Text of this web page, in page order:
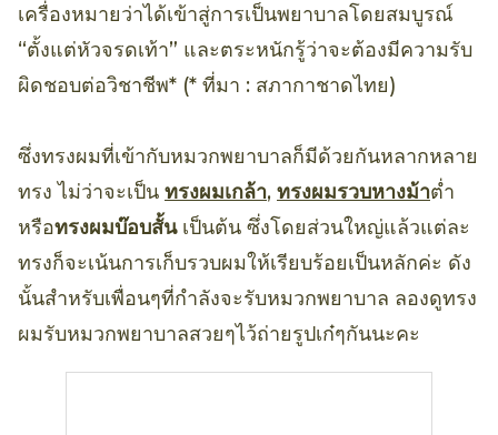
เครื่องหมายว่าได้เข้าสู่การเป็นพยาบาลโดยสมบูรณ์
“ตั้งแต่หัวจรดเท้า” และตระหนักรู้ว่าจะต้องมีความรับ
ผิดชอบต่อวิชาชีพ* (* ที่มา : สภากาชาดไทย)
ซึ่งทรงผมที่เข้ากับหมวกพยาบาลก็มีด้วยกันหลากหลาย
ทรง ไม่ว่าจะเป็น ทรงผมเกล้า, ทรงผมรวบหางม้าต่ำ
หรือทรงผมบ๊อบสั้นเป็นต้น ซึ่งโดยส่วนใหญ่แล้วแต่ละ
ทรงก็จะเน้นการเก็บรวบผมให้เรียบร้อยเป็นหลักค่ะ ดัง
นั้นสำหรับเพื่อนๆที่กำลังจะรับหมวกพยาบาล ลองดูทรง
ผมรับหมวกพยาบาลสวยๆไว้ถ่ายรูปเก๋ๆกันนะคะ